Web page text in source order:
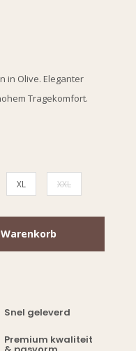
in Olive. Eleganter
Tragekomfort.
XL XXL
Snel geleverd
Premium kwaliteit